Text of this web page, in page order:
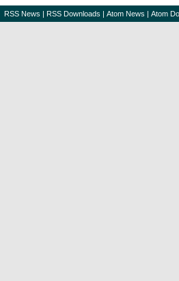
RSS News | RSS Downloads | Atom News | Atom